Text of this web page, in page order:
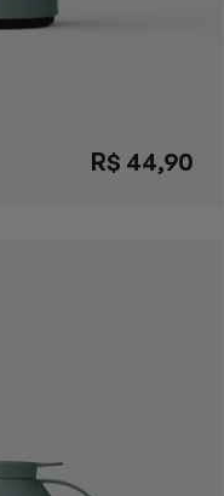
R$ 44,90